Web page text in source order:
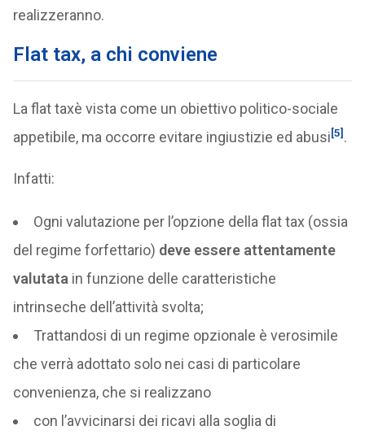
realizzeranno.
Flat tax, a chi conviene
La flat taxè vista come un obiettivo politico-sociale
appetibile, ma occorre evitare ingiustizie ed abusi[5] .
Infatti:
Ogni valutazione per l’opzione della flat tax (ossia
del regime forfettario) deve essere attentamente
valutata in funzione delle caratteristiche
intrinseche dell’attività svolta;
Trattandosi di un regime opzionale è verosimile
che verrà adottato solo nei casi di particolare
convenienza, che si realizzano
con l’avvicinarsi dei ricavi alla soglia di